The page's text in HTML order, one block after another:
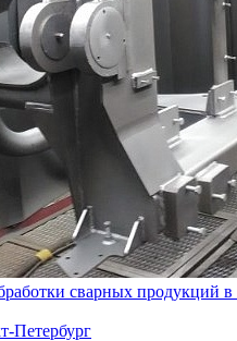
сварных продукций в
Петербург